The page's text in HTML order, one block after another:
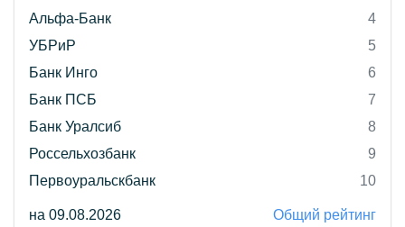
Альфа-Банк
4
УБРиР
5
Банк Инго
6
Банк ПСБ
7
Банк Уралсиб
8
Россельхозбанк
9
Первоуральскбанк
10
на 09.08.2026 Общий рейтинг